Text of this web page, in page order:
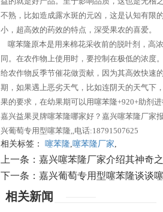
不熟，比如造成露水斑的元凶，这是认知有限
小，超高效的药效的特点，深受果农的喜爱。
噻苯隆原本是用来棉花采收前的脱叶剂，高
同。在农作物上使用时，要控制在极低的浓度
给农作物反季节催花做贡献，因为其高效快速
期，如果遇上恶劣天气，比如连阴天的天气下
果的要求，在幼果期可以用噻苯隆+920+助剂
嘉兴益果灵牌噻苯隆哪家好？嘉兴噻苯隆厂家
兴葡萄专用型噻苯隆,,电话:18791507625
相关标签：
噻苯隆,噻苯隆厂家,
上一条： 嘉兴噻苯隆厂家介绍其神奇
下一条： 嘉兴葡萄专用型噻苯隆谈谈
相关新闻